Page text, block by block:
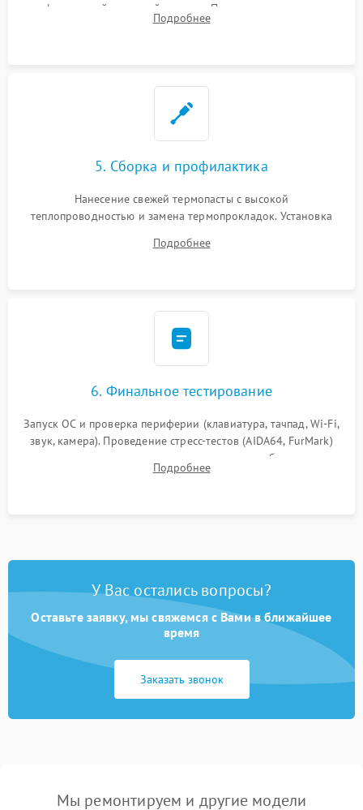
инфракрасной паяльной станции. Прошивка микросхемы
BIOS или замена поврежденных портов USB
Подробнее
5. Сборка и профилактика
Нанесение свежей термопасты с высокой
теплопроводностью и замена термопрокладок. Установка
шлейфов, модулей памяти и накопителей. Предварительная
Подробнее
6. Финальное тестирование
Запуск ОС и проверка периферии (клавиатура, тачпад, Wi-Fi,
звук, камера). Проведение стресс-тестов (AIDA64, FurMark)
для контроля температурного режима и стабильности
системы под пиковой нагрузкой.
Подробнее
У Вас остались вопросы?
Оставьте заявку, мы свяжемся с Вами в ближайшее
время
Заказать звонок
Мы ремонтируем и другие модели